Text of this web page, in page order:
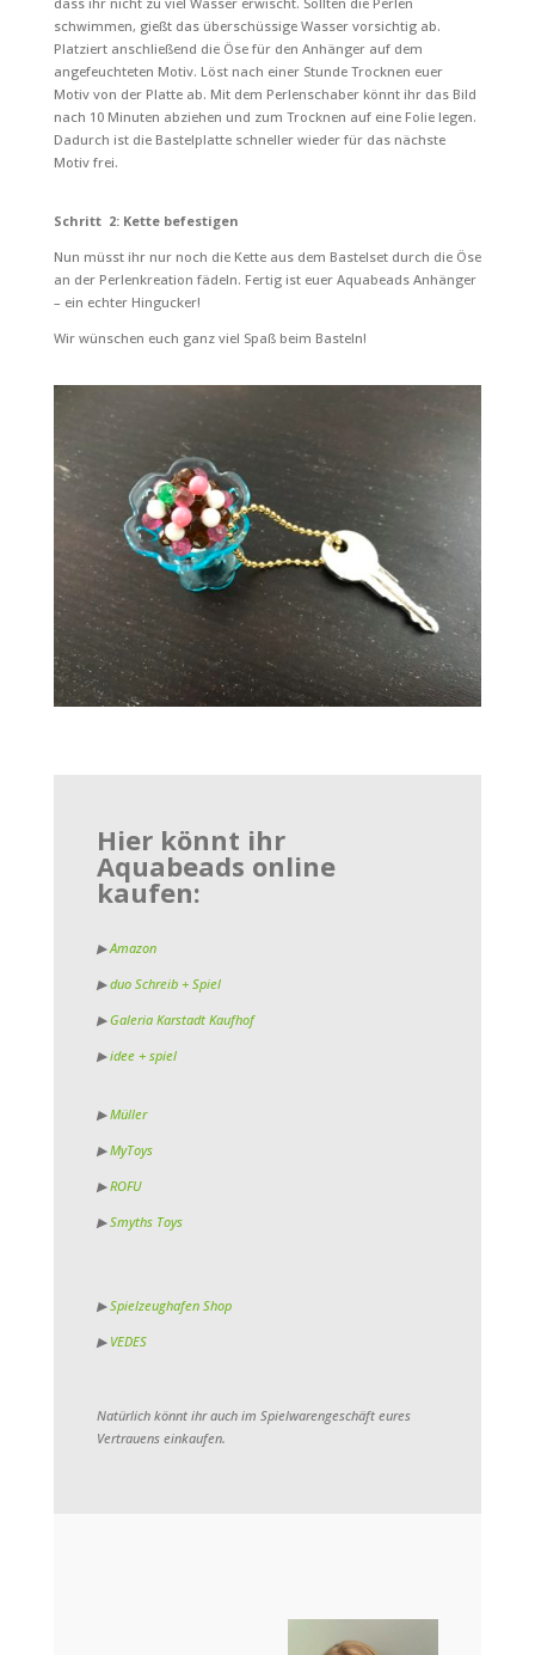
schwimmen, gießt das überschüssige Wasser vorsichtig ab.
Platziert anschließend die Öse für den Anhänger auf dem
angefeuchteten Motiv. Löst nach einer Stunde Trocknen euer
Motiv von der Platte ab. Mit dem Perlenschaber könnt ihr das Bild
nach 10 Minuten abziehen und zum Trocknen auf eine Folie legen.
Dadurch ist die Bastelplatte schneller wieder für das nächste
Motiv frei.
Schritt 2: Kette befestigen
Nun müsst ihr nur noch die Kette aus dem Bastelset durch die Öse
an der Perlenkreation fädeln. Fertig ist euer Aquabeads Anhänger
– ein echter Hingucker!
Wir wünschen euch ganz viel Spaß beim Basteln!
Hier könnt ihr
Aquabeads online
kaufen:
▶ Amazon
▶duo Schreib + Spiel
▶ Galeria Karstadt Kaufhof
▶ idee + spiel
▶Müller
▶MyToys
▶ ROFU
▶ Smyths Toys
▶ Spielzeughafen Shop
▶ VEDES
Natürlich könnt ihr auch im Spielwarengeschäft eures
Vertrauens einkaufen.